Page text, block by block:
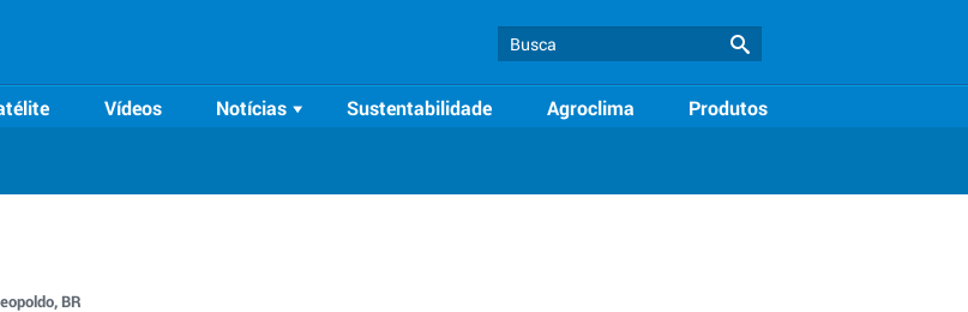
Vídeos Notícias Sustentabilidade Agroclima Produtos
BR